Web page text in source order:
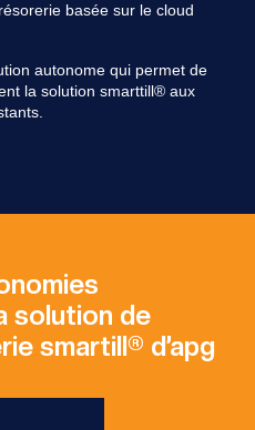
basée sur le cloud
autonome qui permet de
la solution smarttill® aux
solution de
smartill® d’apg